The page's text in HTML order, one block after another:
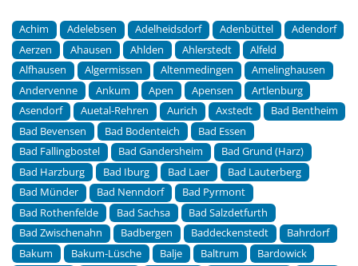
Achim Adelebsen Adelheidsdorf Adenbüttel
Adendorf
Aerzen
Ahausen Ahlden Ahlerstedt
Alfeld
Alfhausen
Algermissen Altenmedingen
Amelinghausen
Andervenne
Ankum Apen Apensen
Artlenburg
Asendorf
Auetal-Rehren Aurich Axstedt
Bad Bentheim
Bad Bevensen
Bad Bodenteich
Bad Essen
Bad Fallingbostel
Bad Gandersheim
Bad Grund (Harz)
Bad Harzburg
Bad Iburg Bad Laer
Bad Lauterberg
Bad Münder
Bad Nenndorf
Bad Pyrmont
Bad Rothenfelde
Bad Sachsa
Bad Salzdetfurth
Bad Zwischenahn
Badbergen Baddeckenstedt
Bahrdorf
Bakum
Bakum-Lüsche Balje Baltrum
Bardowick